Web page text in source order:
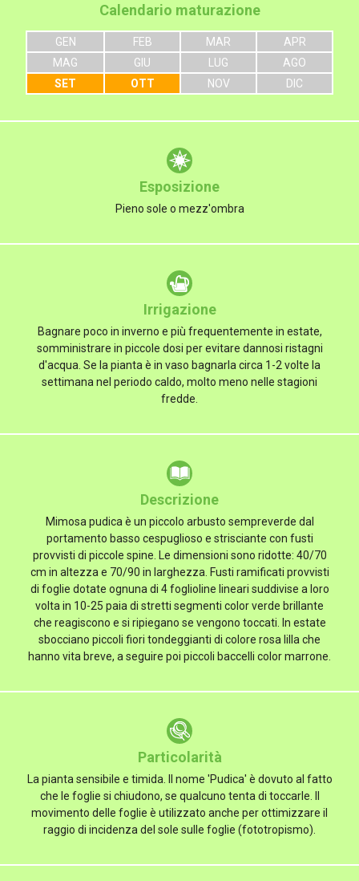
Calendario maturazione
GEN FEB MAR
APR
MAG
GIU LUG
AGO
SET
OTT NOV DIC
Esposizione
Pieno sole o mezz'ombra
Irrigazione
Bagnare poco in inverno e più frequentemente in estate,
somministrare in piccole dosi per evitare dannosi ristagni
d'acqua. Se la pianta è in vaso bagnarla circa 1-2 volte la
settimana nel periodo caldo, molto meno nelle stagioni
fredde.
Descrizione
Mimosa pudica è un piccolo arbusto sempreverde dal
portamento basso cespuglioso e strisciante con fusti
provvisti di piccole spine. Le dimensioni sono ridotte: 40/70
cm in altezza e 70/90 in larghezza. Fusti ramificati provvisti
di foglie dotate ognuna di 4 foglioline lineari suddivise a loro
volta in 10-25 paia di stretti segmenti color verde brillante
che reagiscono e si ripiegano se vengono toccati. In estate
sbocciano piccoli fiori tondeggianti di colore rosa lilla che
hanno vita breve, a seguire poi piccoli baccelli color marrone.
Particolarità
La pianta sensibile e timida. Il nome 'Pudica' è dovuto al fatto
che le foglie si chiudono, se qualcuno tenta di toccarle. Il
movimento delle foglie è utilizzato anche per ottimizzare il
raggio di incidenza del sole sulle foglie (fototropismo).